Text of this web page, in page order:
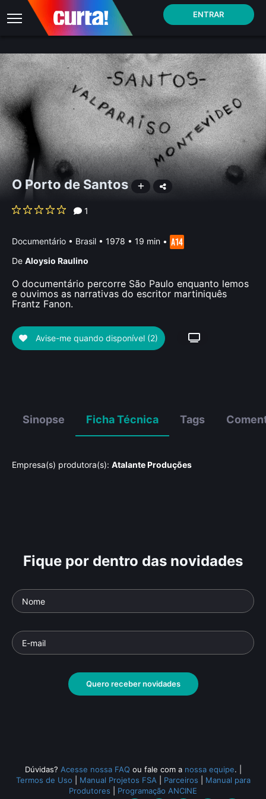
ENTRAR
O Porto de Santos
1
Documentário • Brasil • 1978 • 19 min •
De Aloysio Raulino
O documentário percorre São Paulo enquanto lemos
e ouvimos as narrativas do escritor martiniquês
Frantz Fanon.
Avise-me quando disponível (2)
Sinopse Ficha Técnica Tags
Empresa(s) produtora(s): Atalante Produções
Fique por dentro das novidades
Quero receber novidades
Dúvidas? Acesse nossa FAQ ou fale com a nossa equipe.
Termos de Uso
Manual Projetos FSA Parceiros
Manual para
Produtores
Programação ANCINE